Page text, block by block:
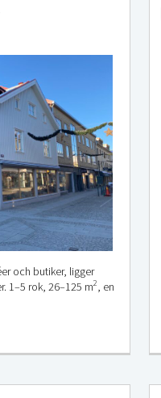
och butiker, ligger
1–5 rok, 26–125 m2, en